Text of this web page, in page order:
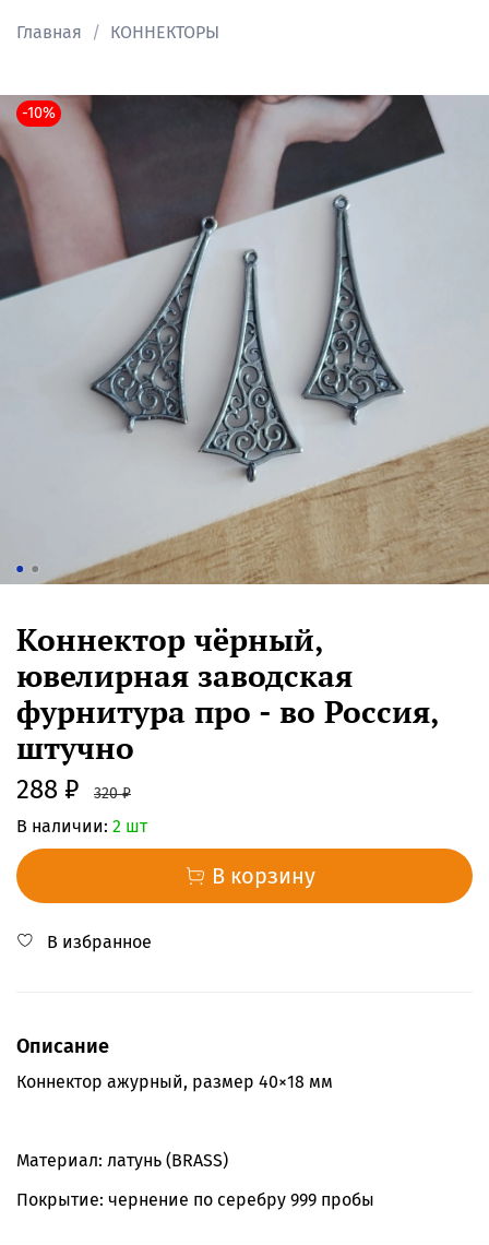
Главная КОННЕКТОРЫ
-10%
Коннектор чёрный,
ювелирная заводская
фурнитура про - во Россия,
штучно
288 ₽ 320 ₽
В наличии: 2 шт
В корзину
В избранное
Описание
Коннектор ажурный, размер 40×18 мм
Материал: латунь (BRASS)
Покрытие: чернение по серебру 999 пробы